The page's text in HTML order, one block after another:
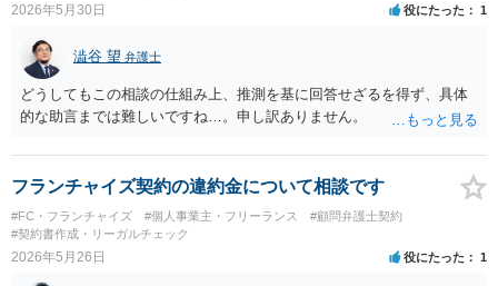
2026年5月30日 役にたった 1
澁谷 望 弁護士
どうしてもこの相談の仕組み上、推測を基に回答せざるを得ず、具体
的な助言までは難しいですね…。申し訳ありません。
フランチャイズ契約の違約金について相談です
#FC・フランチャイズ #個人事業主・フリーランス
#顧問弁護士契約
#契約書作成・リーガルチェック
2026年5月26日 役にたった 1